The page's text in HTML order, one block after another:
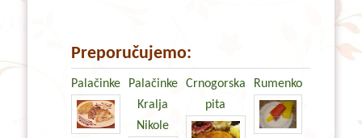
Preporučujemo:
Palačinke
Palačinke
Kralja
Nikole
Crnogorska
pita
Rumenko